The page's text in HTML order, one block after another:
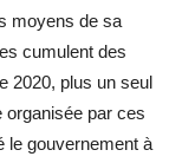
moyens de sa
cumulent des
2020, plus un seul
organisée par ces
le gouvernement à